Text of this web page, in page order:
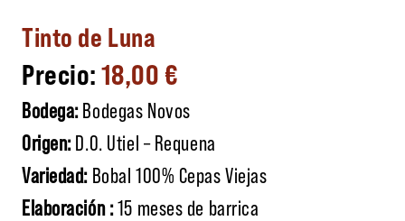
Tinto de Luna
18,00€
Bodega:Bodegas Novos
Origen:D.O. Utiel – Requena
Variedad: Bobal 100% Cepas Viejas
Elaboración :15 meses de barrica